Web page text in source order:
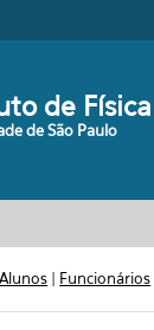
de Física
de São Paulo
Alunos | Funcionários